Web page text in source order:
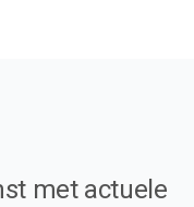
met actuele